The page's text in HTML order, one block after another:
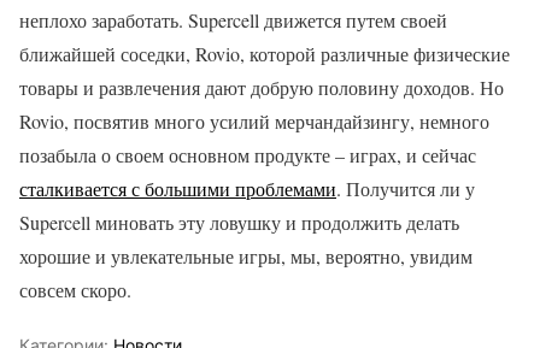
неплохо заработать. Supercell движется путем своей
ближайшей соседки, Rovio, которой различные физические
товары и развлечения дают добрую половину доходов. Но
Rovio, посвятив много усилий мерчандайзингу, немного
позабыла о своем основном продукте – играх, и сейчас
сталкивается с большими проблемами. Получится ли у
Supercell миновать эту ловушку и продолжить делать
хорошие и увлекательные игры, мы, вероятно, увидим
совсем скоро.